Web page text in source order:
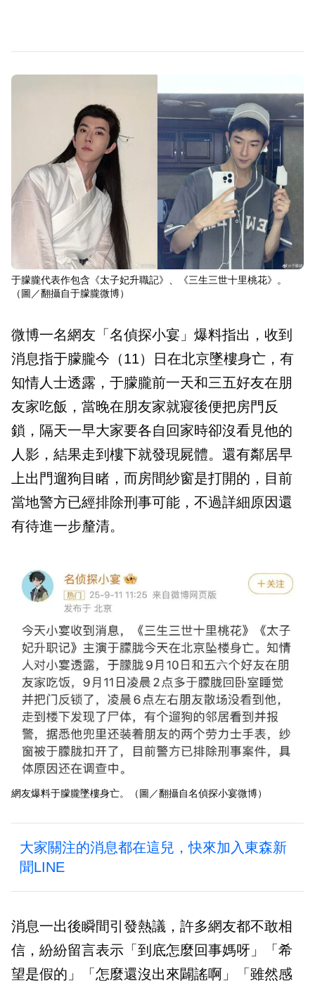
于朦朧代表作包含《太子妃升職記》、《三生三世十里桃花》。
（圖／翻攝自于朦朧微博）
微博一名網友「名偵探小宴」爆料指出，收到
消息指于朦朧今（11）日在北京墜樓身亡，有
知情人士透露，于朦朧前一天和三五好友在朋
友家吃飯，當晚在朋友家就寢後便把房門反
鎖，隔天一早大家要各自回家時卻沒看見他的
人影，結果走到樓下就發現屍體。還有鄰居早
上出門遛狗目睹，而房間紗窗是打開的，目前
當地警方已經排除刑事可能，不過詳細原因還
有待進一步釐清。
網友爆料于朦朧墜樓身亡。（圖／翻攝自名偵探小宴微博）
大家關注的消息都在這兒，快來加入東森新
聞LINE
消息一出後瞬間引發熱議，許多網友都不敢相
信，紛紛留言表示「到底怎麼回事媽呀」「希
望是假的」「怎麼還沒出來闢謠啊」「雖然感